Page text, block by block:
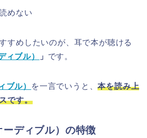
めない
すめしたいのが、耳で本が聴ける
ィブル） 」 です。
ブル） を一言でいうと、本を読み上
です。
ディブル）の特徴